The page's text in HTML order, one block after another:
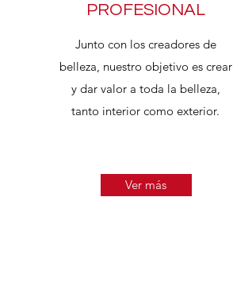
PROFESIONAL
Junto con los creadores de
belleza, nuestro objetivo es crear
y dar valor a toda la belleza,
tanto interior como exterior.
Ver más